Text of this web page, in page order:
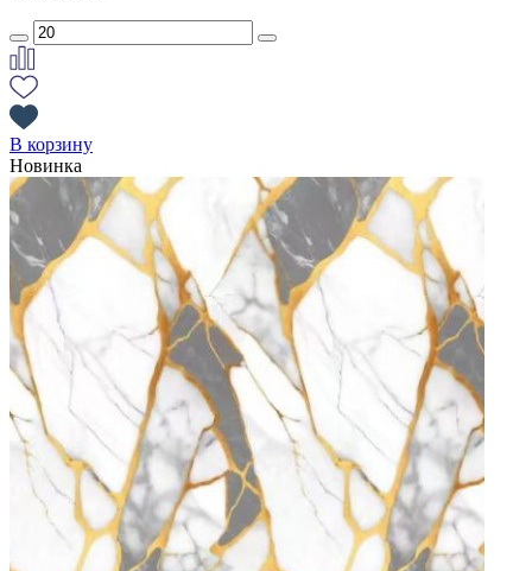
В корзину
Новинка